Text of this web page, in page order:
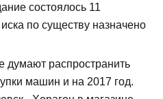
состоялось 11
по существу назначено
думают распространить
машин и на 2017 год.